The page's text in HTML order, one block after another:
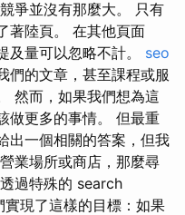
爭並沒有那麼大。 只有
著陸頁。 在其他頁面
及量可以忽略不計。 seo
們的文章，甚至課程或服
然而，如果我們想為這
做更多的事情。 但最重
出一個相關的答案，但我
業場所或商店，那麼尋
過特殊的 search
現了這樣的目標：如果